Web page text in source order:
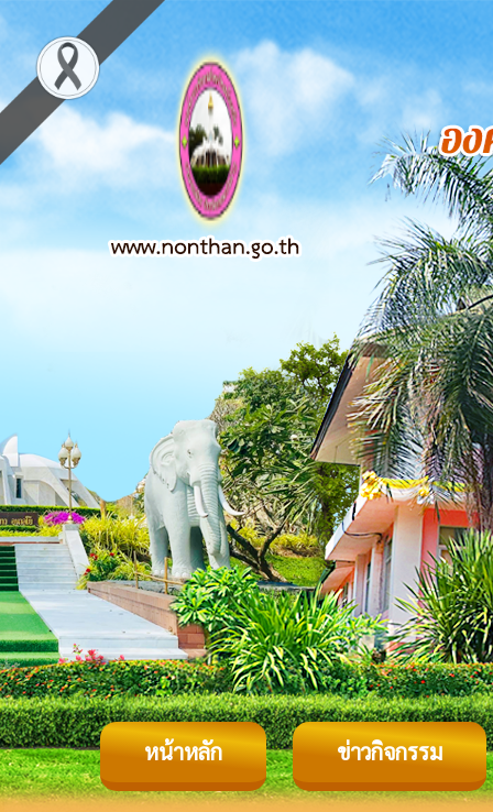
หน้าหลัก ข่าวกิจกรรม